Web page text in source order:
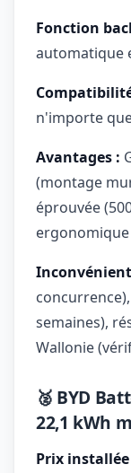
Fonction
automatique
n'importe
Avantages :
(montage
éprouvée
semaines),
Wallonie
🥈 BYD
22,1 kWh
Prix installée